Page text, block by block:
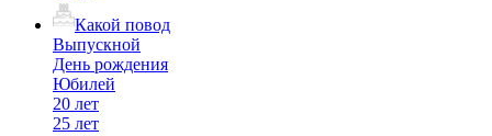
Какой повод
Выпускной
День рождения
Юбилей
20 лет
25 лет